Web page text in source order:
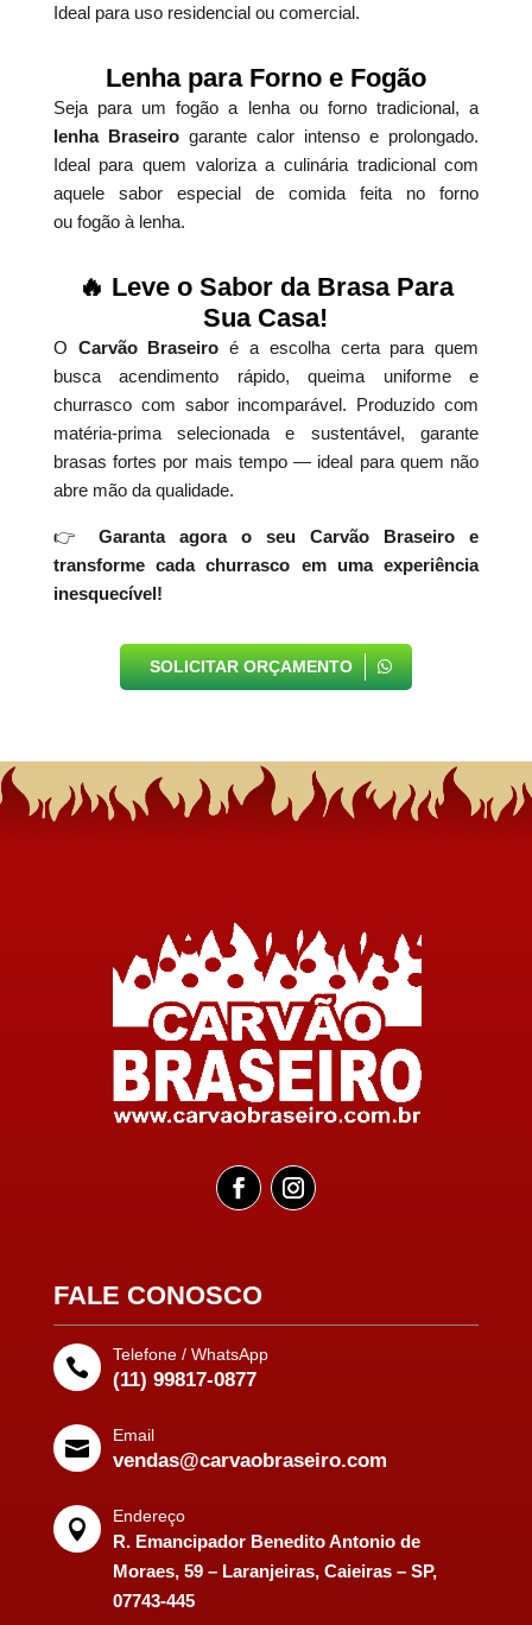
Ideal para uso residencial ou comercial.
Lenha para Forno e Fogão
Seja para um fogão a lenha ou forno tradicional, a
lenha Braseirogarante calor intenso e prolongado.
Ideal para quem valoriza a culinária tradicional com
aquele sabor especial de comida feita no forno
ou fogão à lenha.
🔥 Leve o Sabor da Brasa Para
Sua Casa!
O Carvão Braseiro é a escolha certa para quem
busca acendimento rápido, queima uniforme e
churrasco com sabor incomparável. Produzido com
matéria-prima selecionada e sustentável, garante
brasas fortes por mais tempo — ideal para quem não
abre mão da qualidade.
👉
Garanta agora o seu Carvão Braseiro e
transforme cada churrasco em uma experiência
inesquecível!
SOLICITAR ORÇAMENTO
FALE CONOSCO

Telefone / WhatsApp
(11) 99817-0877

Email
vendas@carvaobraseiro.com

Endereço
R. Emancipador Benedito Antonio de
Moraes, 59 – Laranjeiras, Caieiras – SP,
07743-445